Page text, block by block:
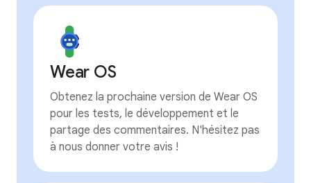
Wear OS
Obtenez la prochaine version de Wear OS
pour les tests, le développement et le
partage des commentaires. N'hésitez pas
à nous donner votre avis !